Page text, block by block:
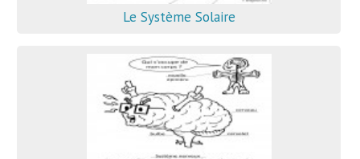
Le Système Solaire